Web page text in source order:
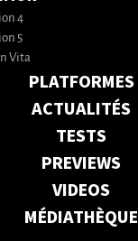
4
5
Vita
PLATFORMES
ACTUALITÉS
TESTS
PREVIEWS
VIDEOS
MÉDIATHÈQUE